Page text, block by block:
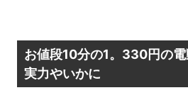
お値段10分の1。330円の
実力やいかに